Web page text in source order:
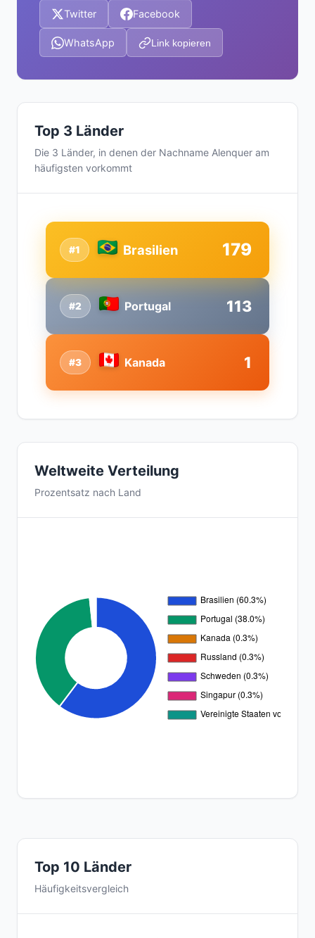
Twitter Facebook
WhatsApp Link kopieren
Top 3 Länder
Die 3 Länder, in denen der Nachname Alenquer am
häufigsten vorkommt
#2 Portugal 113
#1 Brasilien 179
#3 Kanada 1
Weltweite Verteilung
Prozentsatz nach Land
Top 10 Länder
Häufigkeitsvergleich